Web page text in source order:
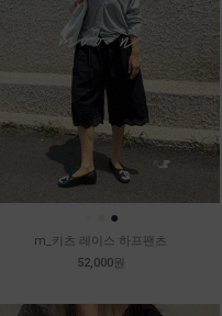
●
m_키츠 레이스 하프팬츠
52,000원